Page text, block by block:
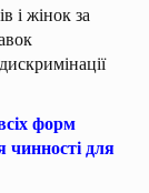
і жінок за
форм
чинності для